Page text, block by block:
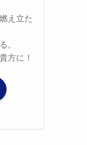
え立た
。
方に！